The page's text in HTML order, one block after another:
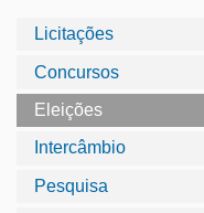
Licitações
Concursos
Eleições
Intercâmbio
Pesquisa